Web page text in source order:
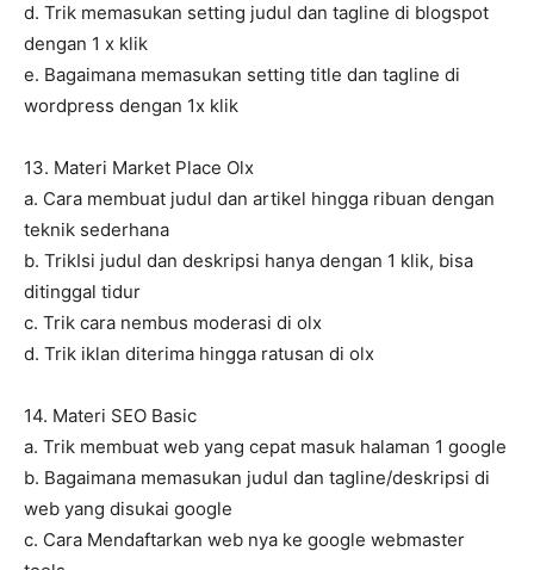
d. Trik memasukan setting judul dan tagline di blogspot
dengan 1 x klik
e. Bagaimana memasukan setting title dan tagline di
wordpress dengan 1x klik
13. Materi Market Place Olx
a. Cara membuat judul dan artikel hingga ribuan dengan
teknik sederhana
b. TrikIsi judul dan deskripsi hanya dengan 1 klik, bisa
ditinggal tidur
c. Trik cara nembus moderasi di olx
d. Trik iklan diterima hingga ratusan di olx
14. Materi SEO Basic
a. Trik membuat web yang cepat masuk halaman 1 google
b. Bagaimana memasukan judul dan tagline/deskripsi di
web yang disukai google
c. Cara Mendaftarkan web nya ke google webmaster